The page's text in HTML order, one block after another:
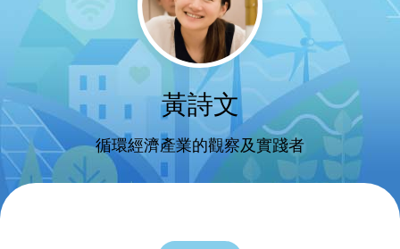
黃詩文
循環經濟產業的觀察及實踐者